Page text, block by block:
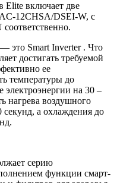
Elite включает две
12CHSA/DSEI-W, с
это Smart Inverter . Что
достигать требуемой
ее
температуры до
электроэнергии на 30 –
нагрева воздушного
секунд, а охлаждения до
серию
функции смарт-